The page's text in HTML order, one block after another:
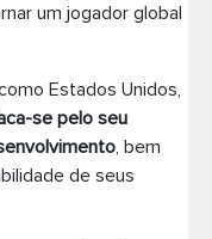
um jogador global
Estados Unidos,
se pelo seu
, bem
de seus